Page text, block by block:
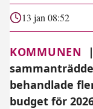
13 jan 08:52
KOMMUNEN |
behandlade
budget för